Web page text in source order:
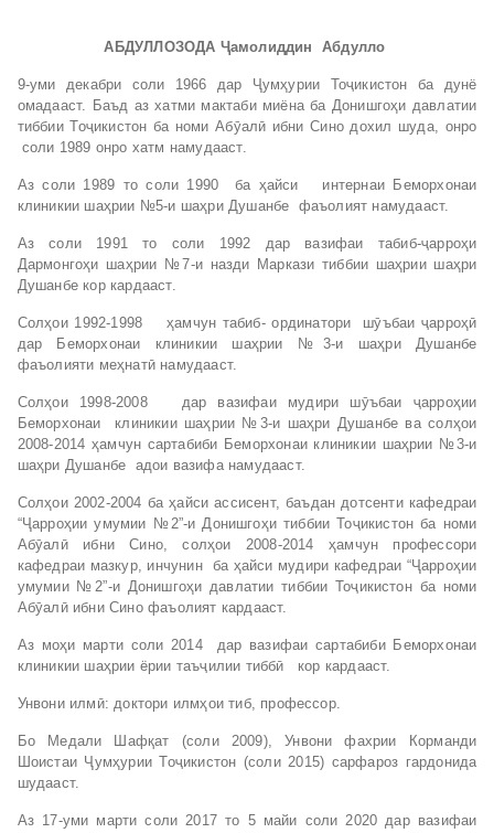
АБДУЛЛОЗОДА Ҷамолиддин Абдулло
9-уми декабри соли 1966 дар Ҷумҳурии Тоҷикистон ба дунё
омадааст. Баъд аз хатми мактаби миёна ба Донишгоҳи давлатии
тиббии Тоҷикистон ба номи Абӯалӣ ибни Сино дохил шуда, онро
соли 1989 онро хатм намудааст.
Аз соли 1989 то соли 1990 ба ҳайси интернаи Беморхонаи
клиникии шаҳрии №5-и шаҳри Душанбе фаъолият намудааст.
Аз соли 1991 то соли 1992 дар вазифаи табиб-ҷарроҳи
Дармонгоҳи шаҳрии №7-и назди Маркази тиббии шаҳрии шаҳри
Душанбе кор кардааст.
Солҳои 1992-1998 ҳамчун табиб- ординатори шӯъбаи ҷарроҳӣ
дар Беморхонаи клиникии шаҳрии №3-и шаҳри Душанбе
фаъолияти меҳнатӣ намудааст.
Солҳои 1998-2008 дар вазифаи мудири шӯъбаи ҷарроҳии
Беморхонаи клиникии шаҳрии №3-и шаҳри Душанбе ва солҳои
2008-2014 ҳамчун сартабиби Беморхонаи клиникии шаҳрии №3-и
шаҳри Душанбе адои вазифа намудааст.
Солҳои 2002-2004 ба ҳайси ассисент, баъдан дотсенти кафедраи
“Ҷарроҳии умумии №2”-и Донишгоҳи тиббии Тоҷикистон ба номи
Абӯалӣ ибни Сино, солҳои 2008-2014 ҳамчун профессори
кафедраи мазкур, инчунин ба ҳайси мудири кафедраи “Ҷарроҳии
умумии №2”-и Донишгоҳи давлатии тиббии Тоҷикистон ба номи
Абӯалӣ ибни Сино фаъолият кардааст.
Аз моҳи марти соли 2014 дар вазифаи сартабиби Беморхонаи
клиникии шаҳрии ёрии таъҷилии тиббӣ кор кардааст.
Унвони илмӣ: доктори илмҳои тиб, профессор.
Бо Медали Шафқат (соли 2009), Унвони фахрии Корманди
Шоистаи Ҷумҳурии Тоҷикистон (соли 2015) сарфароз гардонида
шудааст.
Аз 17-уми марти соли 2017 то 5 майи соли 2020 дар вазифаи